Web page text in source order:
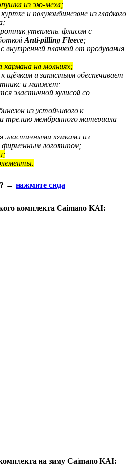
из эко-меха;
и полукомбинезоне из гладкого
утеплены флисом с
Anti-pilling Fleece;
планкой от продувания
кармана на молниях;
к щёчкам и запястьям обеспечивает
и манжет;
эластичной кулисой со
из устойчивого к
трению мембранного материала
эластичными лямками из
фирменным логотипом;
? → нажмите сюда
комплекта Caimano KAI:
на зиму Caimano KAI: